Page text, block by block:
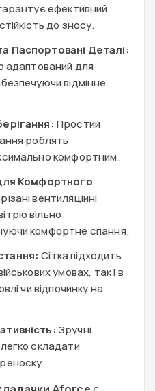
ефективний
до зносу.
Паспортовані Деталі:
адаптований для
відмінне
Простий
роблять
комфортним.
Комфортного
вентиляційні
вільно
комфортне спання.
Сітка підходить
умовах, так і в
чи відпочинку на
Зручні
складати